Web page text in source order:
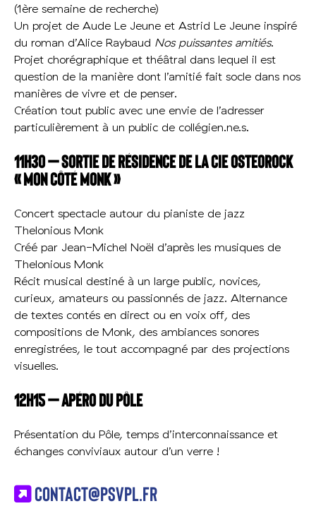
(1ère semaine de recherche)
Un projet de Aude Le Jeune et Astrid Le Jeune inspiré
du roman d’Alice Raybaud Nos puissantes amitiés.
Projet chorégraphique et théâtral dans lequel il est
question de la manière dont l’amitié fait socle dans nos
manières de vivre et de penser.
Création tout public avec une envie de l’adresser
particulièrement à un public de collégien.ne.s.
11h30 – Sortie de résidence de la Cie Osteorock
« Mon côté Monk »
Concert spectacle autour du pianiste de jazz
Thelonious Monk
Créé par Jean-Michel Noël d’après les musiques de
Thelonious Monk
Récit musical destiné à un large public, novices,
curieux, amateurs ou passionnés de jazz. Alternance
de textes contés en direct ou en voix off, des
compositions de Monk, des ambiances sonores
enregistrées, le tout accompagné par des projections
visuelles.
12h15 – Apéro du Pôle
Présentation du Pôle, temps d’interconnaissance et
échanges conviviaux autour d’un verre !
contact@psvpl.fr